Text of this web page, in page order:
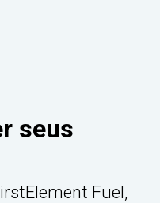
seus
Fuel,